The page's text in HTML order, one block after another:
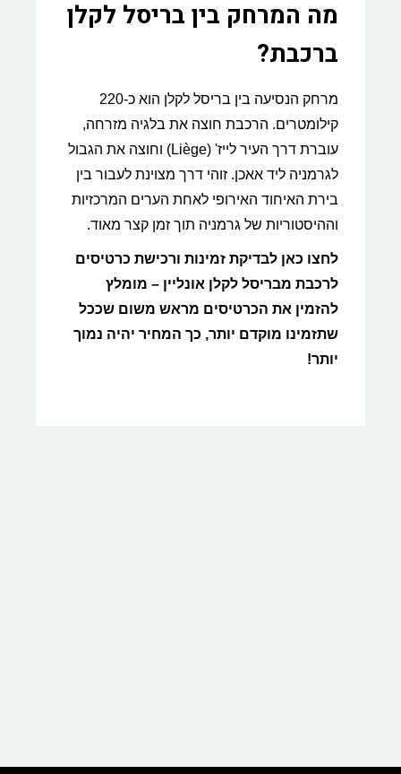
מה המרחק בין בריסל לקלן
ברכבת?
מרחק הנסיעה בין בריסל לקלן הוא כ-220
קילומטרים. הרכבת חוצה את בלגיה מזרחה,
עוברת דרך העיר לייז' (Liège) וחוצה את הגבול
לגרמניה ליד אאכן. זוהי דרך מצוינת לעבור בין
בירת האיחוד האירופי לאחת הערים המרכזיות
וההיסטוריות של גרמניה תוך זמן קצר מאוד.
לחצו כאן לבדיקת זמינות ורכישת כרטיסים
לרכבת מבריסל לקלן אונליין – מומלץ
להזמין את הכרטיסים מראש משום שככל
שתזמינו מוקדם יותר, כך המחיר יהיה נמוך
יותר!